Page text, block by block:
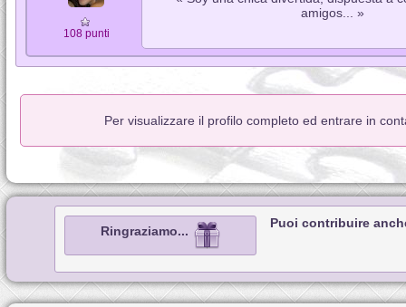
108 punti
amigos... »
Per visualizzare il profilo completo ed entrare in
Ringraziamo...
Puoi contribuire